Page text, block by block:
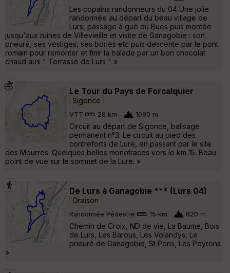
Les copains randonneurs du 04 Une jolie
randonnée au départ du beau village de
Lurs, passage à gué du Bues puis montée
jusqu'aux ruines de Villevieille et visite de Ganagobie : son
prieuré, ses vestiges, ses bories etc puis descente par le pont
romain pour remonter et finir la balade par un bon chocolat
chaud aux " Terrasse de Lurs " »
Le Tour du Pays de Forcalquier
Sigonce
VTT 28 km 1090 m
Circuit au départ de Sigonce, balisage
permanent n°3. Le circuit au pied des
contreforts de Lure, en passant par le site
des Mourres. Quelques belles monotraces vers le km 15. Beau
point de vue sur le sommet de la Lure. »
De Lurs à Ganagobie *** (Lurs 04)
Oraison
Randonnée Pédestre 15 km 620 m
Chemin de Croix, ND de vie, La Baume, Bois
de Lurs, Les Barous, Les Volandys, Le
prieuré de Ganagobie, St Pons, Les Peyrons
»